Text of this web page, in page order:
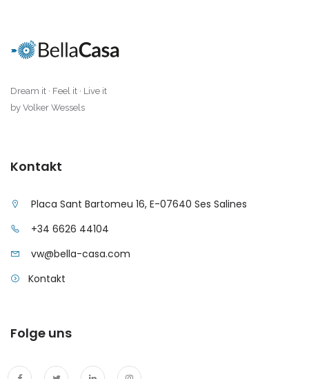
|-Ibiza
|-Alaro
|-Algaida
|-Altea
|-Andorra la Vella
|-Badia Blava
|-Badia Gran
|-Bendinat
|-Bonanova, Palma d. M.
Dream it · Feel it · Live it
by Volker Wessels
Kontakt
Placa Sant Bartomeu 16, E-07640 Ses Salines
+34 6626 44104
vw@bella-casa.com
Kontakt
Folge uns